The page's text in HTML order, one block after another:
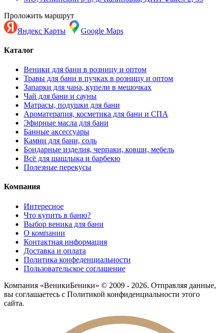
Проложить маршрут
Яндекс Карты
Google Maps
Каталог
Веники для бани в розницу и оптом
Травы для бани в пучках в розницу и оптом
Запарки для чана, купели в мешочках
Чай для бани и сауны
Матрасы, подушки для бани
Ароматерапия, косметика для бани и СПА
Эфирные масла для бани
Банные аксессуары
Камни для бани, соль
Бондарные изделия, черпаки, ковши, мебель
Всё для шашлыка и барбекю
Полезные перекусы
Компания
Интересное
Что купить в баню?
Выбор веника для бани
О компании
Контактная информация
Доставка и оплата
Политика конфеденциальности
Пользовательское соглашение
Компания «ВеникиБеники» © 2009 - 2026. Отправляя данные,
вы соглашаетесь с Политикой конфиденциальности этого
сайта.